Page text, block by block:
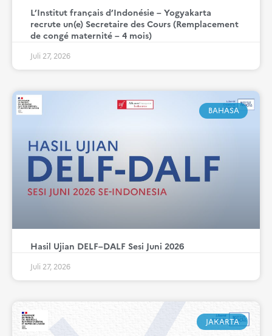
L’Institut français d’Indonésie – Yogyakarta
recrute un(e) Secretaire des Cours (Remplacement
de congé maternité – 4 mois)
Juli 27, 2026
BAHASA
Hasil Ujian DELF–DALF Sesi Juni 2026
Juli 27, 2026
JAKARTA